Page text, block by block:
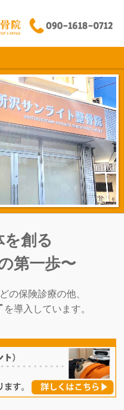
を創る
第一歩〜
の保険診療の他、
を導入しています。